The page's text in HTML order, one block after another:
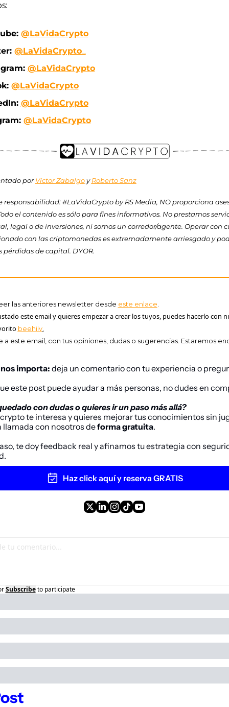
@LaVidaCrypto
@LaVidaCrypto_
@LaVidaCrypto
@LaVidaCrypto
@LaVidaCrypto
@LaVidaCrypto
por Víctor Zabalgo y Roberto Sanz
responsabilidad: #LaVidaCrypto by RS Media, NO proporciona
el contenido es sólo para fines informativos. No prestamos
legal o de inversiones, ni somos un corredor/agente. Operar con
con las criptomonedas es extremadamente arriesgado y
de capital. DYOR.
las anteriores newsletter desde este enlace
este email y quieres empezar a crear los tuyos, puedes hacerlo con
beehiiv.
a este email, con tus opiniones, dudas o sugerencias. Estaremos
importa: deja un comentario con tu experiencia o
este post puede ayudar a más personas, no dudes en
con dudas o quieres ir un paso más allá?
crypto te interesa y quieres mejorar tus conocimientos sin
llamada con nosotros de forma gratuita.
te doy feedback real y afinamos tu estrategia con
Haz click aquí y reserva GRATIS
Subscribe to participate